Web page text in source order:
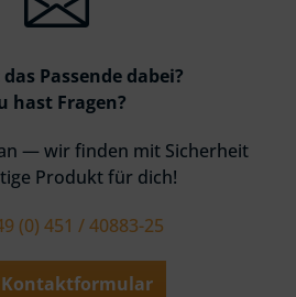
Passende dabei?
hast Fragen?
— wir finden mit Sicherheit
Produkt für dich!
(0) 451 / 40883-25
Kontaktformular